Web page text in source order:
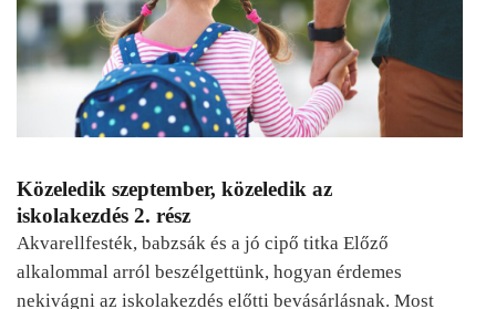
Közeledik szeptember, közeledik az
iskolakezdés 2. rész
Akvarellfesték, babzsák és a jó cipő titka Előző
alkalommal arról beszélgettünk, hogyan érdemes
nekivágni az iskolakezdés előtti bevásárlásnak. Most